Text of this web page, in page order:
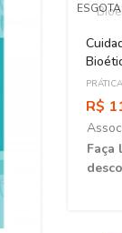
R$
Faça